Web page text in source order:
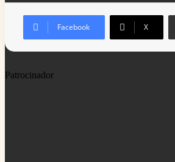
Facebook X
Patrocinador